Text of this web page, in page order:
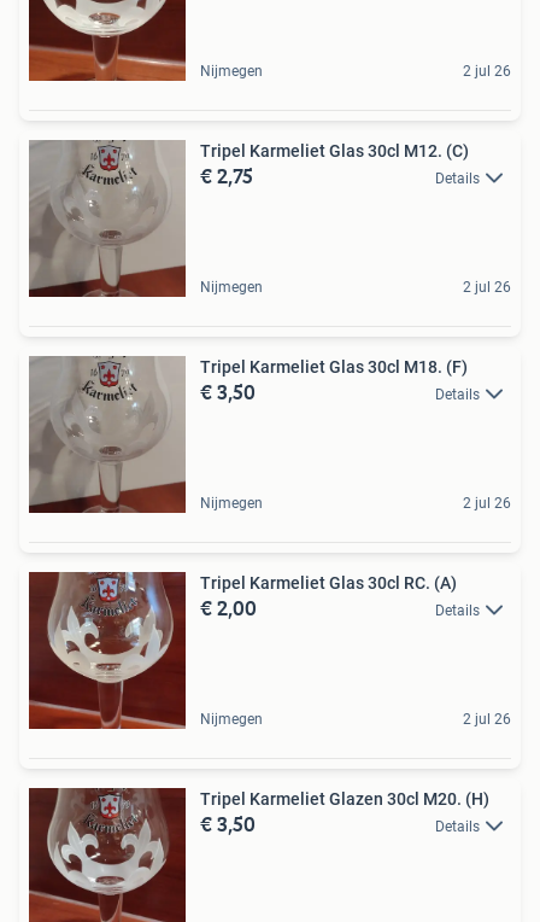
Nijmegen 2 jul 26
Tripel Karmeliet Glas 30cl M12. (C)
€ 2,75 Details
Nijmegen 2 jul 26
Tripel Karmeliet Glas 30cl M18. (F)
€ 3,50 Details
Nijmegen 2 jul 26
Tripel Karmeliet Glas 30cl RC. (A)
€ 2,00 Details
Nijmegen 2 jul 26
Tripel Karmeliet Glazen 30cl M20. (H)
€ 3,50 Details